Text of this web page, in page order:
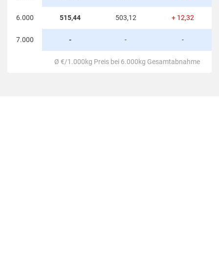
6.000 515,44 503,12 + 12,32
7.000 - - -
Ø €/1.000kg Preis bei 6.000kg Gesamtabnahme